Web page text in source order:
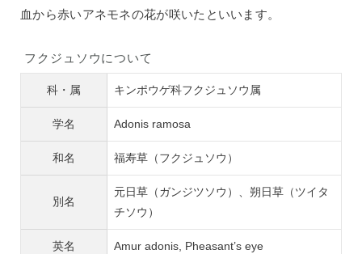
血から赤いアネモネの花が咲いたといいます。
フクジュソウについて
科・属 キンポウゲ科フクジュソウ属
学名 Adonis ramosa
和名 福寿草（フクジュソウ）
別名
元日草（ガンジツソウ）、朔日草（ツイタ
チソウ）
英名 Amur adonis, Pheasant’s eye